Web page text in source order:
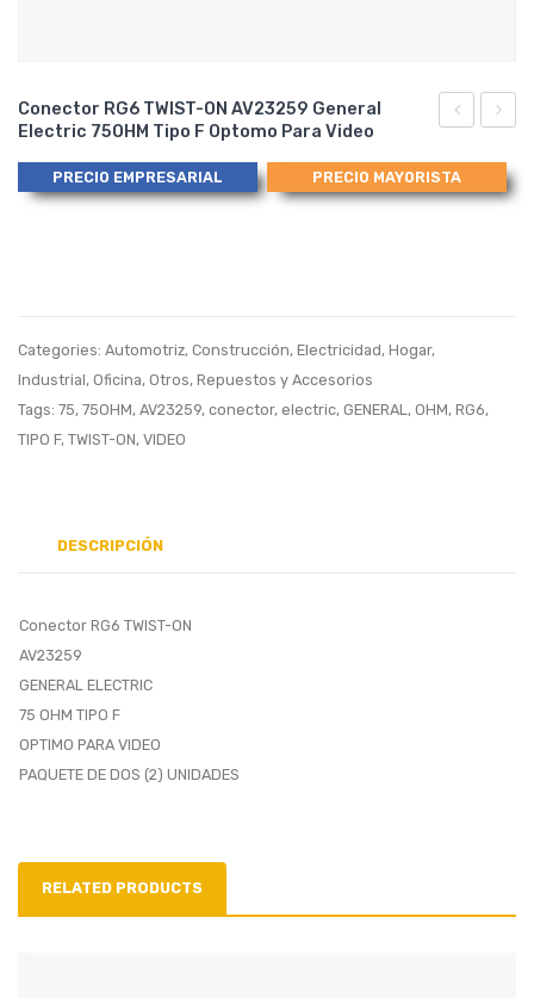
Pascon
ACERO
4-
DE
42,
Conector RG6 TWIST-ON AV23259 General
Electric 75OHM Tipo F Optomo Para Video
PRECIO EMPRESARIAL PRECIO MAYORISTA
Categories: Automotriz, Construcción, Electricidad, Hogar,
Industrial, Oficina, Otros, Repuestos y Accesorios
Tags: 75, 75OHM, AV23259, conector, electric, GENERAL , OHM, RG6,
TIPO F, TWIST-ON, VIDEO
DESCRIPCIÓN
Conector RG6 TWIST-ON
AV23259
GENERAL ELECTRIC
75 OHM TIPO F
OPTIMO PARA VIDEO
PAQUETE DE DOS (2) UNIDADES
RELATED PRODUCTS